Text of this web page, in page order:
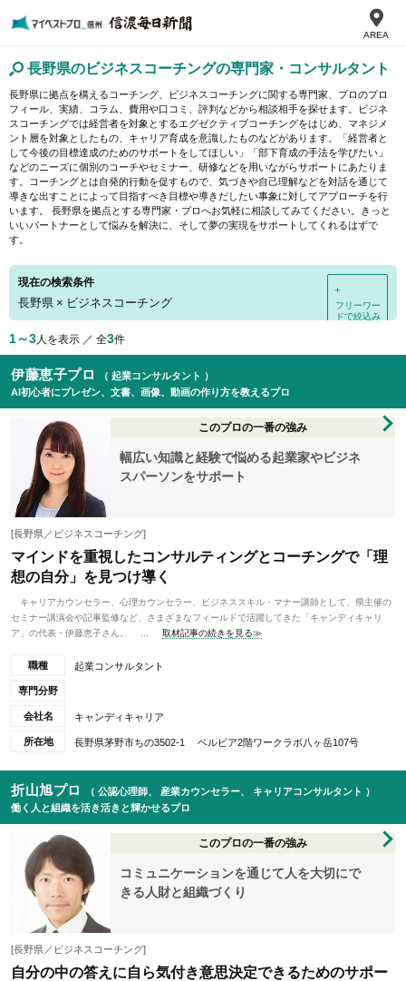
AREA
長野県のビジネスコーチングの専門家・コンサルタント
長野県に拠点を構えるコーチング、ビジネスコーチングに関する専門家、プロのプロ
フィール、実績、コラム、費用や口コミ、評判などから相談相手を探せます。ビジネ
スコーチングでは経営者を対象とするエグゼクティブコーチングをはじめ、マネジメ
ント層を対象としたもの、キャリア育成を意識したものなどがあります。「経営者と
して今後の目標達成のためのサポートをしてほしい」「部下育成の手法を学びたい」
などのニーズに個別のコーチやセミナー、研修などを用いながらサポートにあたりま
す。コーチングとは自発的行動を促すもので、気づきや自己理解などを対話を通じて
導きな出すことによって目指すべき目標や導きだしたい事象に対してアプローチを行
います。 長野県を拠点とする専門家・プロへお気軽に相談してみてください。きっと
いいパートナーとして悩みを解決に、そして夢の実現をサポートしてくれるはずで
す。
現在の検索条件
長野県 × ビジネスコーチング
＋
フリーワー
ドで絞込み
1～3人を表示 ／ 全3件
伊藤恵子プロ
（ 起業コンサルタント ）
AI初心者にプレゼン、文書、画像、動画の作り方を教えるプロ
このプロの一番の強み
幅広い知識と経験で悩める起業家やビジネ
スパーソンをサポート
[長野県／ビジネスコーチング]
マインドを重視したコンサルティングとコーチングで「理
想の自分」を見つけ導く
キャリアカウンセラー、心理カウンセラー、ビジネススキル・マナー講師として、県主催の
セミナー講演会や記事監修など、さまざまなフィールドで活躍してきた「キャンディキャリ
ア」の代表・伊藤恵子さん。 ...
取材記事の続きを見る≫
職種 起業コンサルタント
専門分野
会社名 キャンディキャリア
所在地 長野県茅野市ちの3502-1 ベルビア2階ワークラボ八ヶ岳107号
折山旭プロ
（ 公認心理師、 産業カウンセラー、 キャリアコンサルタント ）
働く人と組織を活き活きと輝かせるプロ
このプロの一番の強み
コミュニケーションを通じて人を大切にで
きる人財と組織づくり
[長野県／ビジネスコーチング]
自分の中の答えに自ら気付き意思決定できるためのサポー